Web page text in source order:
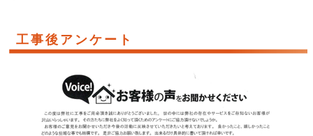
工事後アンケート